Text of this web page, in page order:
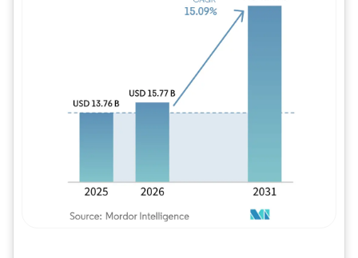
画像 © Mordor Intelligence。再利用には